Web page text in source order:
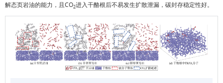
解态页岩油的能力，且CO2进入干酪根后不易发生扩散泄漏，碳封存稳定性好。